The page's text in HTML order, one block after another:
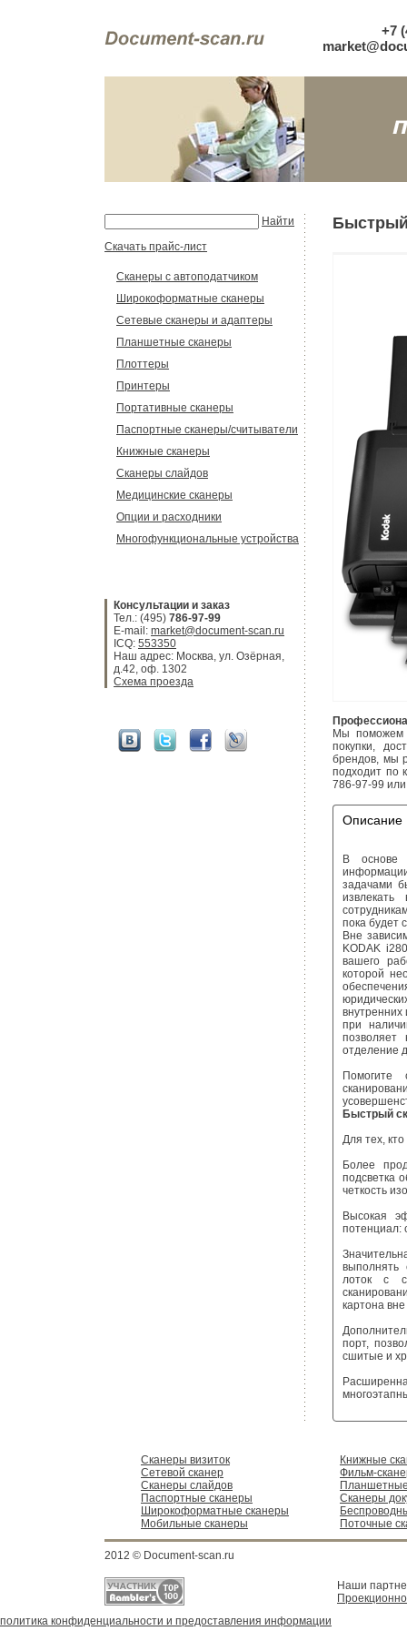
+7
Найти
Скачать прайс-лист
Сканеры с автоподатчиком
Широкоформатные сканеры
Сетевые сканеры и адаптеры
Планшетные сканеры
Плоттеры
Принтеры
Портативные сканеры
Паспортные сканеры/считыватели
Книжные сканеры
Сканеры слайдов
Медицинские сканеры
Опции и расходники
Многофункциональные устройства
Консультации и заказ
Тел.: (495) 786-97-99
E-mail: market@document-scan.ru
ICQ: 553350
Наш адрес: Москва, ул. Озёрная,
д.42, оф. 1302
Схема проезда
Быстрый
Мы поможем
покупки,
брендов, мы
подходит по
786-97-99
Описание
В основе
задачами
пока будет
Вне
KODAK
вашего
которой
внутренних
при
позволяет
отделение
Быстрый
Для тех,
Более
подсветка
четкость
Высокая
потенциал:
выполнять
лоток с
картона
порт,
сшитые и
Сканеры визиток
Сетевой сканер
Сканеры слайдов
Паспортные сканеры
Широкоформатные сканеры
Мобильные сканеры
Книжные
Фильм-
Сканеры
Поточные
2012 © Document-scan.ru
Наши
политика конфиденциальности и предоставления информации